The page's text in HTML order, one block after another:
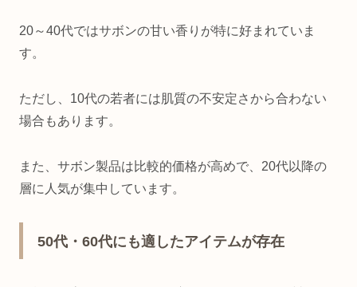
20～40代ではサボンの甘い香りが特に好まれていま
す。
ただし、10代の若者には肌質の不安定さから合わない
場合もあります。
また、サボン製品は比較的価格が高めで、20代以降の
層に人気が集中しています。
50代・60代にも適したアイテムが存在